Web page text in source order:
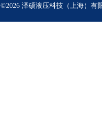
©2026 泽硕液压科技（上海）有